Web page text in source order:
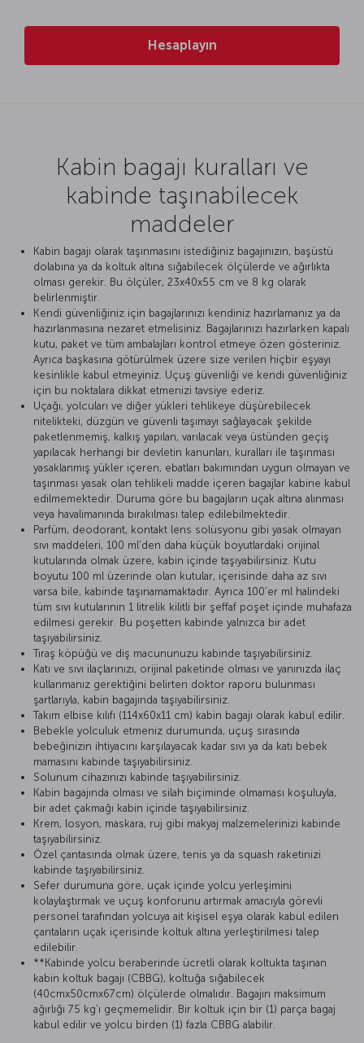
Hesaplayın
Kabin bagajı kuralları ve
kabinde taşınabilecek
maddeler
Kabin bagajı olarak taşınmasını istediğiniz bagajınızın, başüstü
dolabına ya da koltuk altına sığabilecek ölçülerde ve ağırlıkta
olması gerekir. Bu ölçüler, 23x40x55 cm ve 8 kg olarak
belirlenmiştir.
Kendi güvenliğiniz için bagajlarınızı kendiniz hazırlamanız ya da
hazırlanmasına nezaret etmelisiniz. Bagajlarınızı hazırlarken kapalı
kutu, paket ve tüm ambalajları kontrol etmeye özen gösteriniz.
Ayrıca başkasına götürülmek üzere size verilen hiçbir eşyayı
kesinlikle kabul etmeyiniz. Uçuş güvenliği ve kendi güvenliğiniz
için bu noktalara dikkat etmenizi tavsiye ederiz.
Uçağı, yolcuları ve diğer yükleri tehlikeye düşürebilecek
nitelikteki, düzgün ve güvenli taşımayı sağlayacak şekilde
paketlenmemiş, kalkış yapılan, varılacak veya üstünden geçiş
yapılacak herhangi bir devletin kanunları, kuralları ile taşınması
yasaklanmış yükler içeren, ebatları bakımından uygun olmayan ve
taşınması yasak olan tehlikeli madde içeren bagajlar kabine kabul
edilmemektedir. Duruma göre bu bagajların uçak altına alınması
veya havalimanında bırakılması talep edilebilmektedir.
Parfüm, deodorant, kontakt lens solüsyonu gibi yasak olmayan
sıvı maddeleri, 100 ml'den daha küçük boyutlardaki orijinal
kutularında olmak üzere, kabin içinde taşıyabilirsiniz. Kutu
boyutu 100 ml üzerinde olan kutular, içerisinde daha az sıvı
varsa bile, kabinde taşınamamaktadır. Ayrıca 100’er ml halindeki
tüm sıvı kutularının 1 litrelik kilitli bir şeffaf poşet içinde muhafaza
edilmesi gerekir. Bu poşetten kabinde yalnızca bir adet
taşıyabilirsiniz.
Tıraş köpüğü ve diş macununuzu kabinde taşıyabilirsiniz.
Katı ve sıvı ilaçlarınızı, orijinal paketinde olması ve yanınızda ilaç
kullanmanız gerektiğini belirten doktor raporu bulunması
şartlarıyla, kabin bagajında taşıyabilirsiniz.
Takım elbise kılıfı (114x60x11 cm) kabin bagajı olarak kabul edilir.
Bebekle yolculuk etmeniz durumunda, uçuş sırasında
bebeğinizin ihtiyacını karşılayacak kadar sıvı ya da katı bebek
mamasını kabinde taşıyabilirsiniz.
Solunum cihazınızı kabinde taşıyabilirsiniz.
Kabin bagajında olması ve silah biçiminde olmaması koşuluyla,
bir adet çakmağı kabin içinde taşıyabilirsiniz.
Krem, losyon, maskara, ruj gibi makyaj malzemelerinizi kabinde
taşıyabilirsiniz.
Özel çantasında olmak üzere, tenis ya da squash raketinizi
kabinde taşıyabilirsiniz.
Sefer durumuna göre, uçak içinde yolcu yerleşimini
kolaylaştırmak ve uçuş konforunu artırmak amacıyla görevli
personel tarafından yolcuya ait kişisel eşya olarak kabul edilen
çantaların uçak içerisinde koltuk altına yerleştirilmesi talep
edilebilir.
**Kabinde yolcu beraberinde ücretli olarak koltukta taşınan
kabin koltuk bagajı (CBBG), koltuğa sığabilecek
(40cmx50cmx67cm) ölçülerde olmalıdır. Bagajın maksimum
ağırlığı 75 kg’ı geçmemelidir. Bir koltuk için bir (1) parça bagaj
kabul edilir ve yolcu birden (1) fazla CBBG alabilir.